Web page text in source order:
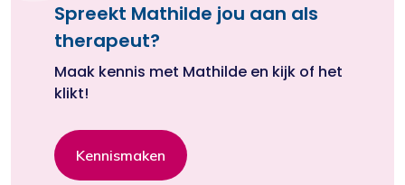
Spreekt Mathilde jou aan als
therapeut?
Maak kennis met Mathilde en kijk of het
klikt!
Kennismaken